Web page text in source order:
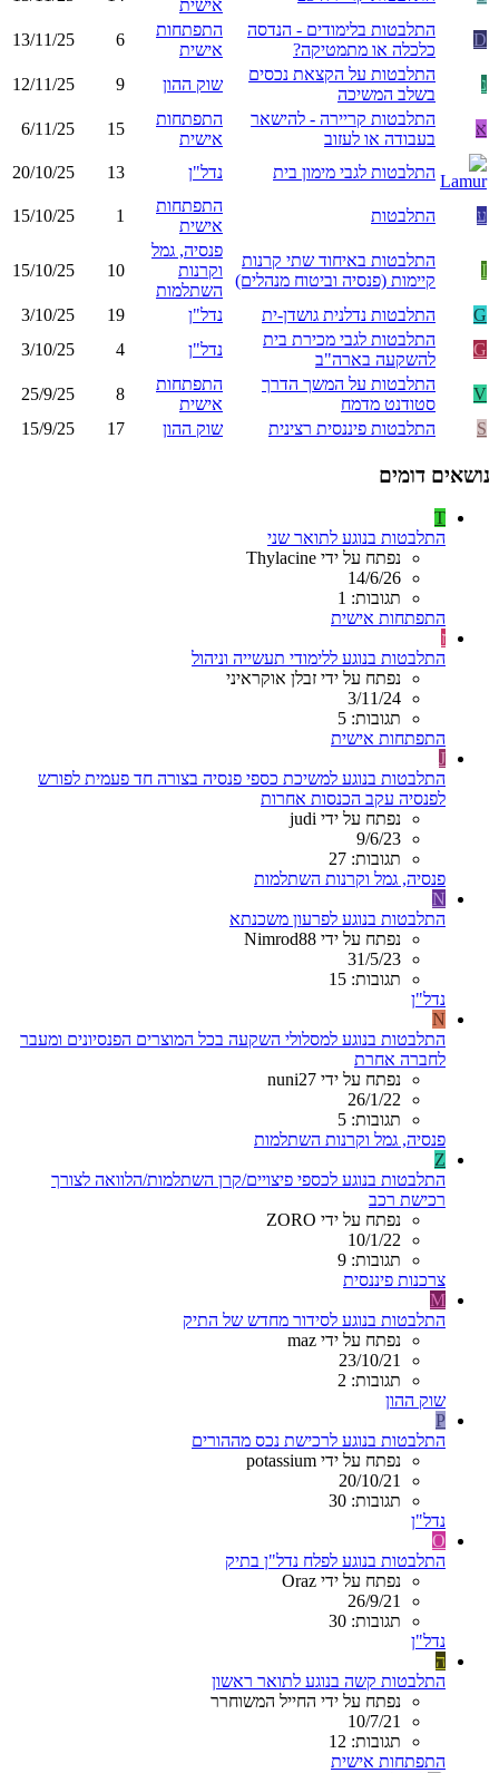
אישית
D
התלבטות בלימודים - הנדסה
כלכלה או מתמטיקה?
התפתחות
אישית
6
13/11/25
נ
התלבטות על הקצאת נכסים
בשלב המשיכה
שוק ההון 9
12/11/25
א
התלבטות קריירה - להישאר
בעבודה או לעזוב
התפתחות
אישית
15
6/11/25
התלבטות לגבי מימון בית נדל"ן 13
20/10/25
ע התלבטות
התפתחות
אישית
1
15/10/25
I
התלבטות באיחוד שתי קרנות
קיימות (פנסיה וביטוח מנהלים)
פנסיה, גמל
וקרנות
השתלמות
10
15/10/25
G התלבטות נדלנית גושדן-ית נדל"ן 19
3/10/25
G
התלבטות לגבי מכירת בית
להשקעה בארה"ב
נדל"ן 4
3/10/25
V
התלבטות על המשך הדרך
סטודנט מדמח
התפתחות
אישית
8
25/9/25
S
התלבטות פיננסית רצינית שוק ההון 17
15/9/25
נושאים דומים
T
התלבטות בנוגע לתואר שני
נפתח על ידי Thylacine
14/6/26
תגובות: 1
התפתחות אישית
ז
התלבטות בנוגע ללימודי תעשייה וניהול
נפתח על ידי זבלן אוקראיני
3/11/24
תגובות: 5
התפתחות אישית
J
התלבטות בנוגע למשיכת כספי פנסיה בצורה חד פעמית לפורש
לפנסיה עקב הכנסות אחרות
נפתח על ידי judi
9/6/23
תגובות: 27
פנסיה, גמל וקרנות השתלמות
N
התלבטות בנוגע לפרעון משכנתא
נפתח על ידי Nimrod88
31/5/23
תגובות: 15
נדל"ן
N
התלבטות בנוגע למסלולי השקעה בכל המוצרים הפנסיונים ומעבר
לחברה אחרת
נפתח על ידי nuni27
26/1/22
תגובות: 5
פנסיה, גמל וקרנות השתלמות
Z
התלבטות בנוגע לכספי פיצויים/קרן השתלמות/הלוואה לצורך
רכישת רכב
נפתח על ידי ZORO
10/1/22
תגובות: 9
צרכנות פיננסית
M
התלבטות בנוגע לסידור מחדש של התיק
נפתח על ידי maz
23/10/21
תגובות: 2
שוק ההון
P
התלבטות בנוגע לרכישת נכס מההורים
נפתח על ידי potassium
20/10/21
תגובות: 30
נדל"ן
O
התלבטות בנוגע לפלח נדל"ן בתיק
נפתח על ידי Oraz
26/9/21
תגובות: 30
נדל"ן
ה
התלבטות קשה בנוגע לתואר ראשון
נפתח על ידי החייל המשוחרר
10/7/21
תגובות: 12
התפתחות אישית